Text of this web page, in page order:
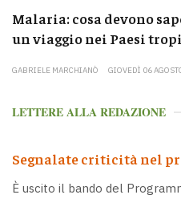
Malaria: cosa devono
un viaggio nei Paesi
GABRIELE MARCHIANÒ GIOVEDÌ 06
LETTERE ALLA REDAZIONE
Segnalate criticità nel
È uscito il bando del